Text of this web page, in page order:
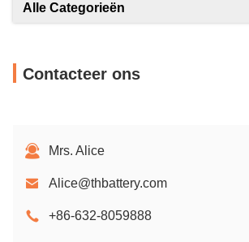
Alle Categorieën
Contacteer ons
Mrs. Alice
Alice@thbattery.com
+86-632-8059888